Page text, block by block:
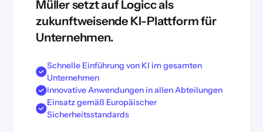
Müller setzt auf Logicc als
zukunftweisende KI-Plattform für
Unternehmen.
Schnelle Einführung von KI im gesamten
Unternehmen
Innovative Anwendungen in allen Abteilungen
Einsatz gemäß Europäischer
Sicherheitsstandards